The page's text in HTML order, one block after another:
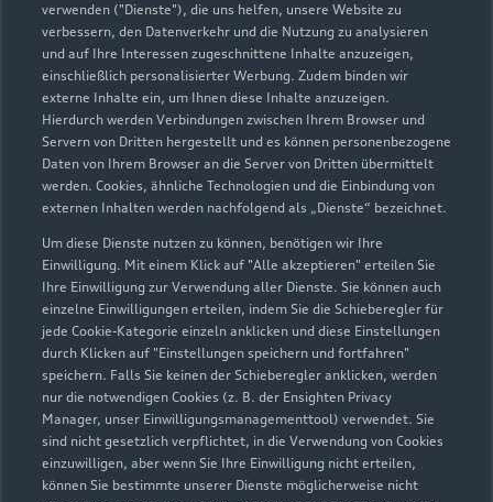
verwenden ("Dienste"), die uns helfen, unsere Website zu
verbessern, den Datenverkehr und die Nutzung zu analysieren
und auf Ihre Interessen zugeschnittene Inhalte anzuzeigen,
einschließlich personalisierter Werbung. Zudem binden wir
externe Inhalte ein, um Ihnen diese Inhalte anzuzeigen.
Hierdurch werden Verbindungen zwischen Ihrem Browser und
Servern von Dritten hergestellt und es können personenbezogene
Daten von Ihrem Browser an die Server von Dritten übermittelt
werden. Cookies, ähnliche Technologien und die Einbindung von
externen Inhalten werden nachfolgend als „Dienste“ bezeichnet.
Um diese Dienste nutzen zu können, benötigen wir Ihre
Einwilligung. Mit einem Klick auf "Alle akzeptieren" erteilen Sie
Ihre Einwilligung zur Verwendung aller Dienste. Sie können auch
einzelne Einwilligungen erteilen, indem Sie die Schieberegler für
jede Cookie-Kategorie einzeln anklicken und diese Einstellungen
durch Klicken auf "Einstellungen speichern und fortfahren"
speichern. Falls Sie keinen der Schieberegler anklicken, werden
nur die notwendigen Cookies (z. B. der Ensighten Privacy
Manager, unser Einwilligungsmanagementtool) verwendet. Sie
sind nicht gesetzlich verpflichtet, in die Verwendung von Cookies
einzuwilligen, aber wenn Sie Ihre Einwilligung nicht erteilen,
können Sie bestimmte unserer Dienste möglicherweise nicht
Audi Zentrum Mülheim
Autoverkauf
Servicepartner
Audi Gebrauchtwagen :plus
e-tron
R8 Verkaufspartner
Service R8
Düsseldorfer Straße 261